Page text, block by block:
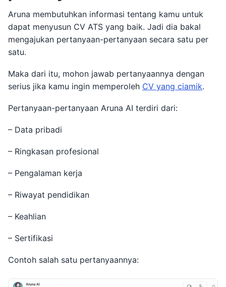
Aruna membutuhkan informasi tentang kamu untuk
dapat menyusun CV ATS yang baik. Jadi dia bakal
mengajukan pertanyaan-pertanyaan secara satu per
satu.
Maka dari itu, mohon jawab pertanyaannya dengan
serius jika kamu ingin memperoleh CV yang ciamik.
Pertanyaan-pertanyaan Aruna AI terdiri dari:
– Data pribadi
– Ringkasan profesional
– Pengalaman kerja
– Riwayat pendidikan
– Keahlian
– Sertifikasi
Contoh salah satu pertanyaannya: